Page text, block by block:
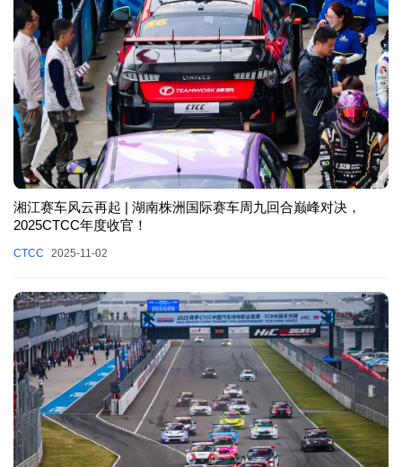
湘江赛车风云再起 | 湖南株洲国际赛车周九回合巅峰对决，
2025CTCC年度收官！
CTCC 2025-11-02